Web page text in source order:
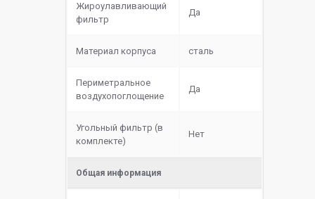
Жироулавливающий
фильтр
Да
Материал корпуса сталь
Периметральное
воздухопоглощение
Да
Угольный фильтр (в
комплекте)
Нет
Общая информация